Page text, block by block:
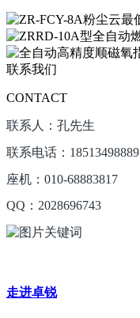
联系我们
CONTACT
联系人：孔先生
联系电话：18513498889
座机：010-68883817
QQ：2028696743
走进卓锐